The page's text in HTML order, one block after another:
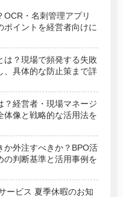
・名刺管理アプリ
イントを経営者向けに
は？現場で頻発する失敗
、具体的な防止策まで詳
？経営者・現場マネージ
体像と戦略的な活用法を
か外注すべきか？BPO活
の判断基準と活用事例を
ービス 夏季休暇のお知